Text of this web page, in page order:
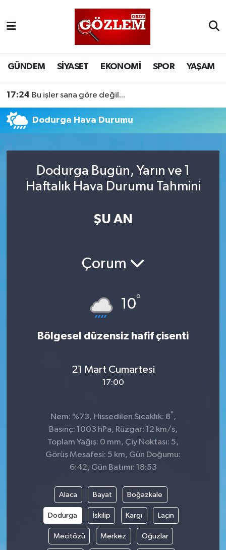
GÜNDEM SİYASET EKONOMİ SPOR YAŞAM
17:24 Bu işler sana göre değil...
Dodurga Hava Durumu
Dodurga Bugün, Yarın ve 1
Haftalık Hava Durumu Tahmini
ŞU AN
Çorum
10°
Bölgesel düzensiz hafif çisenti
21 Mart Cumartesi
17:00
Nem: %73, Hissedilen Sıcaklık: 8° ,
Basınç: 1003 hPa, Rüzgar: 12 km/s,
Toplam Yağış: 0 mm, Çiy Noktası: 5,
Görüş Mesafesi: 5 km, Gün Doğumu:
6:42, Gün Batımı: 18:53
Alaca Bayat Boğazkale
Dodurga İskilip Kargı Laçin
Mecitözü Merkez Oğuzlar
SİYASET
EKONOMİ
SPOR
EĞİTİM
Ordu Nöbetçi Eczaneler
Ordu Hava Durumu
Ordu Namaz Vakitleri
Ordu Trafik Yoğunluk Haritası
Tüm Manşetler
Son Dakika Haberleri